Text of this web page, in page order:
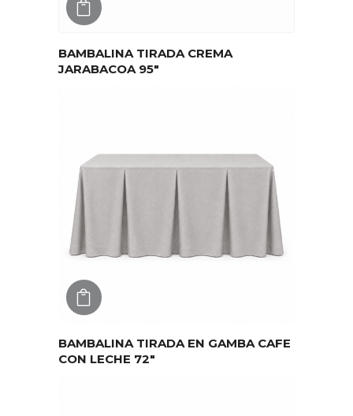
BAMBALINA TIRADA CREMA
JARABACOA 95″
BAMBALINA TIRADA EN GAMBA CAFE
CON LECHE 72″